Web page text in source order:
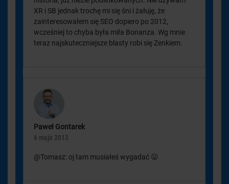
XR i SB jednak trochę mi się śni i żałuję, że
zainteresowałem się SEO dopiero po 2012,
wcześniej to chyba była miła Bonanza. Wg mnie
teraz najskuteczniejsze blasty robi się Zenkiem.
Paweł Gontarek
6 maja 2013
@Tomasz: oj tam musiałeś wygadać 😛